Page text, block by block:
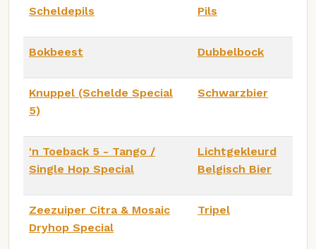
Scheldepils Pils
Bokbeest Dubbelbock
Knuppel (Schelde Special
5)
Schwarzbier
'n Toeback 5 - Tango /
Single Hop Special
Lichtgekleurd
Belgisch Bier
Zeezuiper Citra & Mosaic
Dryhop Special
Tripel